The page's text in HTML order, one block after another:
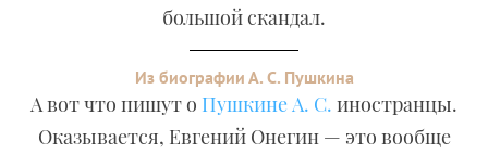
большой скандал.
Из биографии А. С. Пушкина
А вот что пишут о Пушкине А. С. иностранцы.
Оказывается, Евгений Онегин — это вообще